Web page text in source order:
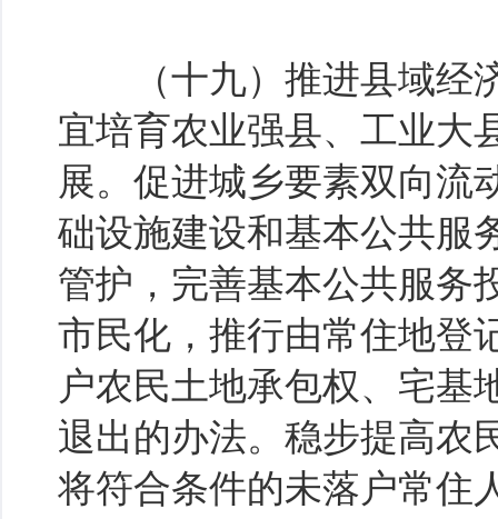
（十九）推进县域经济
宜培育农业强县、工业大
展。促进城乡要素双向流
础设施建设和基本公共服
管护，完善基本公共服务
市民化，推行由常住地登
户农民土地承包权、宅基
退出的办法。稳步提高农
将符合条件的未落户常住